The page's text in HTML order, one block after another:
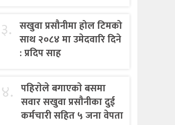
३. सखुवा प्रसौनीमा होल टिमको
साथ २०८४ मा उमेदवारि दिने
: प्रदिप साह
४. पहिराेले बगाएकाे बसमा
सवार सखुवा प्रसाैनीका दुई
कर्मचारी सहित ५ जना वेपता